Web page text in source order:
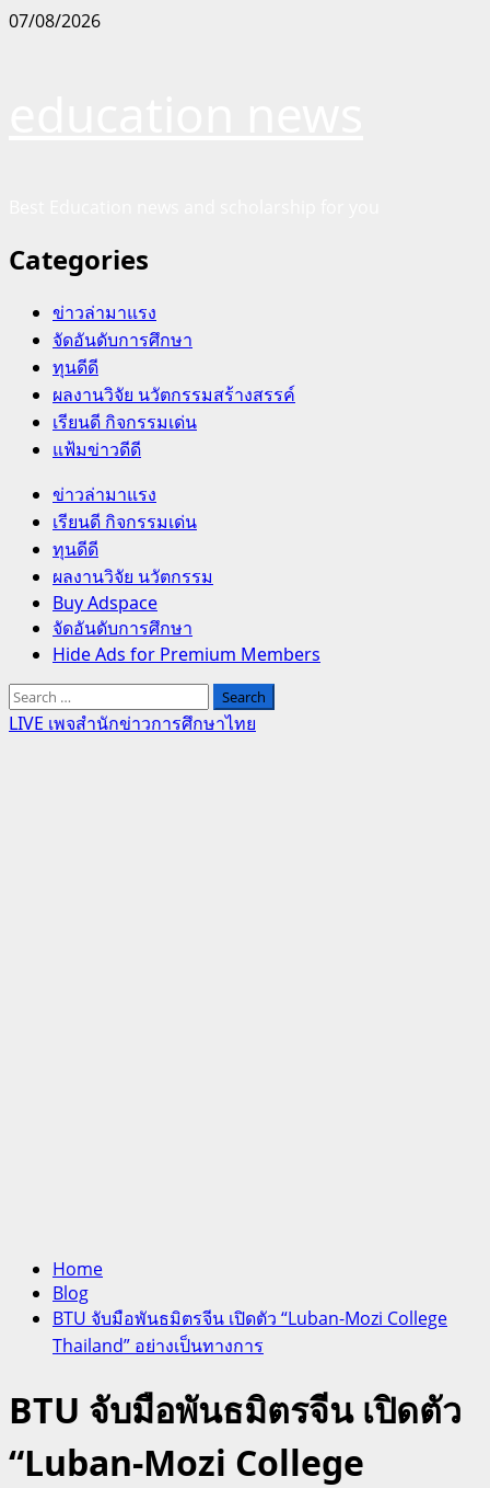
Skip
07/08/2026
Categories
ข่าวล่ามาแรง
จัดอันดับการศึกษา
ทุนดีดี
ผลงานวิจัย นวัตกรรมสร้างสรรค์
เรียนดี กิจกรรมเด่น
แฟ้มข่าวดีดี
Primary
Menu
ข่าวล่ามาแรง
เรียนดี กิจกรรมเด่น
ทุนดีดี
ผลงานวิจัย นวัตกรรม
Buy Adspace
จัดอันดับการศึกษา
Hide Ads for Premium Members
Search
for:
LIVE เพจสำนักข่าวการศึกษาไทย
Home
Blog
BTU จับมือพันธมิตรจีน เปิดตัว “Luban-Mozi College
Thailand” อย่างเป็นทางการ
BTU จับมือพันธมิตรจีน เปิดตัว
“Luban-Mozi College